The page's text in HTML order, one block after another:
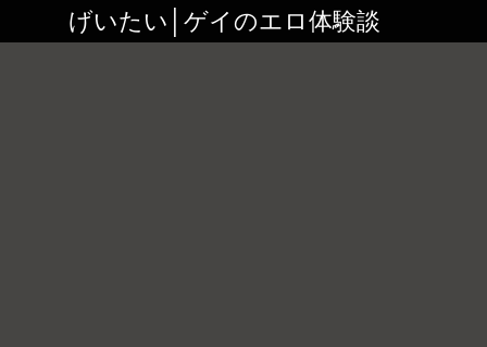
げいたい│ゲイのエロ体験談